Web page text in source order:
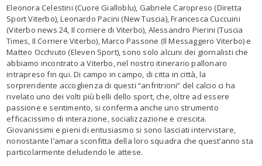
Eleonora Celestini (Cuore Gialloblu), GabrieleCaropreso (Diretta
Sport Viterbo), Leonardo Pacini (New Tuscia), Francesca Cuccuini
(Viterbo news 24, Il corriere di Viterbo), Alessandro Pierini (Tuscia
Times, Il Corriere Viterbo), Marco Passone (Il Messaggero Viterbo) e
Matteo Occhiuto (Eleven Sport), sono solo alcuni dei giornalisti che
abbiamo incontrato a Viterbo,nel nostroitinerario pallonaro
intrapreso fin qui. Di campo in campo, di citta in città, la
sorprendente accoglienza di questi“anfritrioni” del calcio ci ha
rivelato uno dei volti più belli dello sport, che, oltre ad essere
passione e sentimento, si conferma anche uno strumento
efficacissimo di interazione,socializzazione e crescita.
Giovanissimi e pieni di entusiasmo si sono lasciati intervistare,
nonostante l’amara sconfitta della loro squadra che quest’anno sta
particolarmente deludendo le attese.